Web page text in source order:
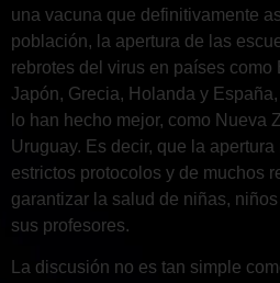
una vacuna que definitivamente
población, la apertura de las
rebrotes del virus en países
Japón, Grecia, Holanda y
lo han hecho mejor, como Nueva
Uruguay. Es decir, que la
estrictos protocolos y de muchos
garantizar la salud de niñas,
sus profesores.
La discusión no es tan simple